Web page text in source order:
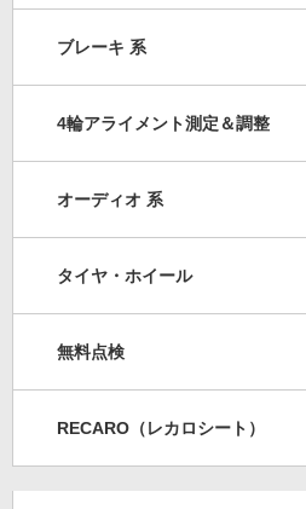
ブレーキ 系
4輪アライメント測定＆調整
オーディオ 系
タイヤ・ホイール
無料点検
RECARO（レカロシート）